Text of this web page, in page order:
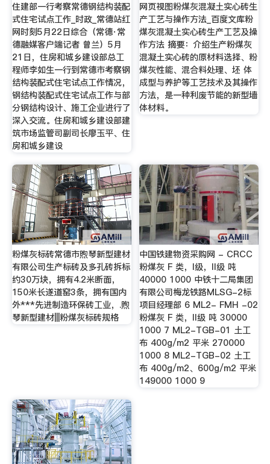
住建部一行考察常德钢结构装配
式住宅试点工作_时政_常德站红
网时刻5月22日综合（常德·常
德融媒客户端记者 曾兰）5月
21日，住房和城乡建设部总工
程师李如生一行到常德市考察钢
结构装配式住宅试点工作情况，
钢结构装配式住宅试点工作与部
分钢结构设计、施工企业进行了
深入交流。住房和城乡建设部建
筑市场监管司副司长廖玉平、住
房和城乡建设
网页视图粉煤灰混凝土实心砖生
产工艺与操作方法_百度文库粉
煤灰混凝土实心砖生产工艺及操
作方法 摘要：介绍生产粉煤灰
混凝土实心砖的原材料选择、粉
煤灰性能、混合料处理、坯 体
成型与养护等工艺技术及其操作
方法，是一种利废节能的新型墙
体材料。
粉煤灰标砖常德市煦琴新型建材
有限公司生产标砖及多孔砖拆标
约30万块，拥有4.2米断面，
150米长遂道窑3条，拥有国内
外***先进制造环保砖工业，.煦
琴新型建材|||粉煤灰标砖规格
中国铁建物资采购网 - CRCC
粉煤灰 F 类，I级，II级 吨
40000 1000 中铁十二局集团
有限公司梅龙铁路MLSG-2标
项目经理部 6 ML2- FMH -02
粉煤灰 F 类，II级 吨 30000
1000 7 ML2-TGB-01 土工
布 400g/m2 平米 270000
1000 8 ML2-TGB-02 土工
布 400g/m2、600g/m2 平米
149000 1000 9